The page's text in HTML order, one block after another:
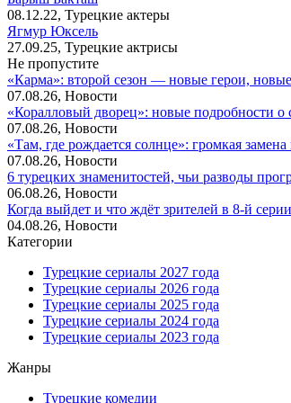
08.12.22, Турецкие актеры
Ягмур Юксель
27.09.25, Турецкие актрисы
Не пропустите
«Карма»: второй сезон — новые герои,
07.08.26, Новости
«Коралловый дворец»: новые подробности
07.08.26, Новости
«Там, где рождается солнце»: громкая
07.08.26, Новости
6 турецких знаменитостей, чьи разводы
06.08.26, Новости
Когда выйдет и что ждёт зрителей в 8-й
04.08.26, Новости
Категории
Турецкие сериалы 2027 года
Турецкие сериалы 2026 года
Турецкие сериалы 2025 года
Турецкие сериалы 2024 года
Турецкие сериалы 2023 года
Жанры
Турецкие комедии